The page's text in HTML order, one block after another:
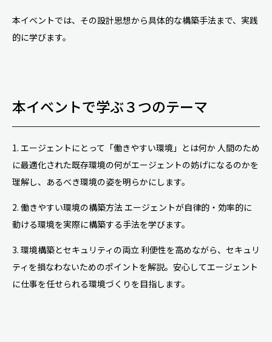
本イベントでは、その設計思想から具体的な構築手法まで、実践
的に学びます。
本イベントで学ぶ３つのテーマ
1. エージェントにとって「働きやすい環境」とは何か 人間のため
に最適化された既存環境の何がエージェントの妨げになるのかを
理解し、あるべき環境の姿を明らかにします。
2. 働きやすい環境の構築方法 エージェントが自律的・効率的に
動ける環境を実際に構築する手法を学びます。
3. 環境構築とセキュリティの両立 利便性を高めながら、セキュリ
ティを損なわないためのポイントを解説。安心してエージェント
に仕事を任せられる環境づくりを目指します。